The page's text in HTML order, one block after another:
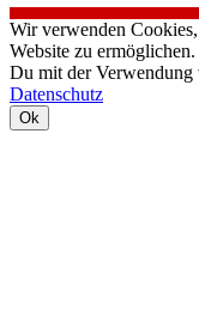
Wir verwenden
Website zu
Du mit der Verwendung
Datenschutz
Ok